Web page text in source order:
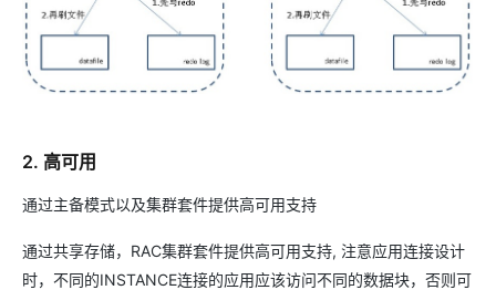
2. 高可用
通过主备模式以及集群套件提供高可用支持
通过共享存储，RAC集群套件提供高可用支持, 注意应用连接设计
时，不同的INSTANCE连接的应用应该访问不同的数据块，否则可